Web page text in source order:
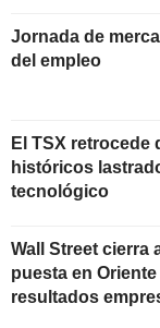
Jornada de
del empleo
El TSX retrocede
históricos
tecnológico
Wall Street cierra
puesta en
resultados